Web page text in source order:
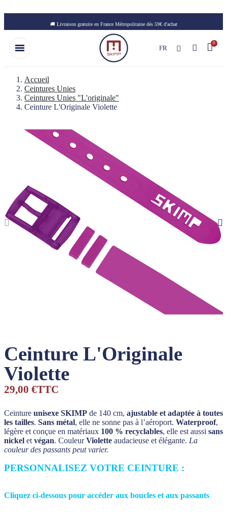
🚚 Livraison gratuite en France Métropolitaine dès 59€ d'achat
FR
Accueil
Ceintures Unies
Ceintures Unies "L'originale"
Ceinture L'Originale Violette
Ceinture L'Originale
Violette
29,00 €TTC
Ceinture unisexe SKIMP de 140 cm, ajustable et adaptée à toutes
les tailles. Sans métal, elle ne sonne pas à l’aéroport. Waterproof,
légère et conçue en matériaux 100 % recyclables, elle est aussi sans
nickel et végan. CouleurViolette audacieuse et élégante. La
couleur des passants peut varier.
PERSONNALISEZ VOTRE CEINTURE :
Cliquez ci-dessous pour accéder aux boucles et aux passants